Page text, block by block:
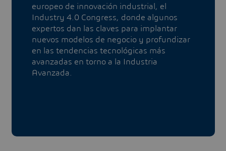
europeo de innovación industrial, el
Industry 4.0 Congress, donde algunos
expertos dan las claves para implantar
nuevos modelos de negocio y profundizar
en las tendencias tecnológicas más
avanzadas en torno a la Industria
Avanzada.